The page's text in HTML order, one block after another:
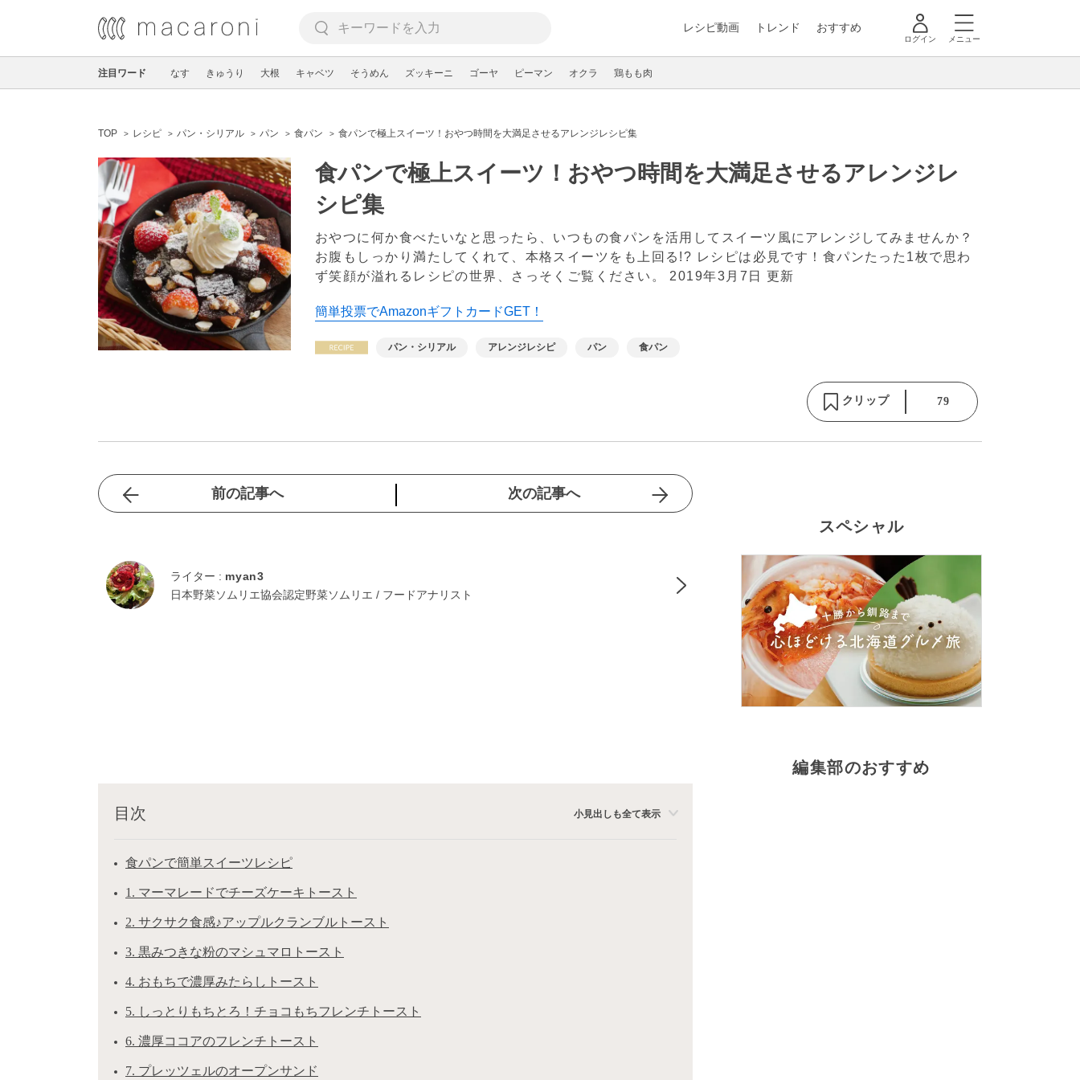
レシピ動画 トレンド おすすめ
ログイン メニュー
注目ワード なす きゅうり 大根 キャベツ そうめん ズッキーニ ゴーヤ ピーマン オクラ 鶏もも肉
TOP レシピ パン・シリアル パン 食パン 食パンで極上スイーツ！おやつ時間を大満足させるアレンジレシピ集
食パンで極上スイーツ！おやつ時間を大満足させるアレンジレ
シピ集
おやつに何か食べたいなと思ったら、いつもの食パンを活用してスイーツ風にアレンジしてみませんか？
お腹もしっかり満たしてくれて、本格スイーツをも上回る!? レシピは必見です！食パンたった1枚で思わ
ず笑顔が溢れるレシピの世界、さっそくご覧ください。 2019年3月7日 更新
簡単投票でAmazonギフトカードGET！
パン・シリアル アレンジレシピ パン 食パン
クリップ 79
前の記事へ 次の記事へ
ライター : myan3
日本野菜ソムリエ協会認定野菜ソムリエ / フードアナリスト
目次 小見出しも全て表示
食パンで簡単スイーツレシピ
1. マーマレードでチーズケーキトースト
2. サクサク食感♪アップルクランブルトースト
3. 黒みつきな粉のマシュマロトースト
4. おもちで濃厚みたらしトースト
5. しっとりもちとろ！チョコもちフレンチトースト
6. 濃厚ココアのフレンチトースト
7. プレッツェルのオープンサンド
スペシャル
編集部のおすすめ